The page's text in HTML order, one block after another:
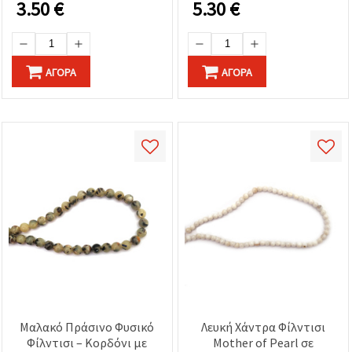
τις
σας στις
επιλέγοντας
δεδομένο
τύπο
κάνοντας
ιστότοπο!
Ρυθμίσεις
3.50€
ΑΓΟΡΆ
5.30€
ΑΓΟΡΆ
Μαλακό Πράσινο Φυσικό
Φίλντισι – Κορδόνι με
Λευκή Χάντρα Φίλντισι
Mother of Pearl σε